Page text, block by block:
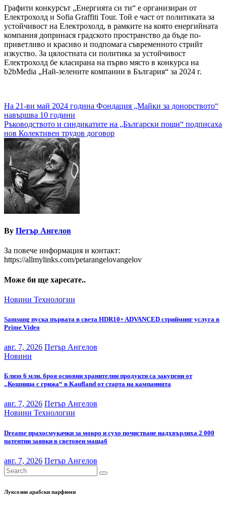
Графити конкурсът „Енергията си ти“ е организиран от
Електрохолд и Sofia Graffiti Tour. Той е част от политиката за
устойчивост на Електрохолд, в рамките на която енергийната
компания допринася градското пространство да бъде по-
приветливо и красиво и подпомага съвременното стрийт
изкуство. За цялостната си политика за устойчивост
Електрохолд бе класирана на първо място в конкурса на
b2bMedia „Най-зелените компании в България“ за 2024 г.
Навигация
На 21-ви май 2024 година Фондация „Майки за донорството“
навършва 10 години
Ръководството и синдикатите на „Български пощи“ подписаха
нов Колективен трудов договор
By Петър Ангелов
За повече информация и контакт:
https://allmylinks.com/petarangelovangelov
Може би ще харесате..
Новини Технологии
Samsung пуска първата в света HDR10+ ADVANCED стрийминг услуга в
Prime Video
авг. 7, 2026 Петър Ангелов
Новини
Близо 6 млн. броя основни хранителни продукти са закупени от
„Кошница с грижа“ в Kaufland от старта на кампанията
авг. 7, 2026 Петър Ангелов
Новини Технологии
Dreame прахосмукачки за мокро и сухо почистване надхвърлиха 2 000
патентни заявки в световен мащаб
авг. 7, 2026 Петър Ангелов
Луксозни арабски парфюми